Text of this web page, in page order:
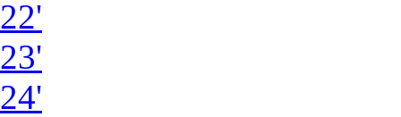
22'
23'
24'